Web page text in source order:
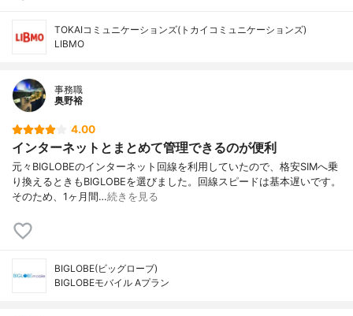
TOKAIコミュニケーションズ(トカイコミュニケーションズ)
LIBMO
事務職
奥野裕
4.00
インターネットとまとめて管理できるのが便利
元々BIGLOBEのインターネット回線を利用していたので、格安SIMへ乗
り換えるときもBIGLOBEを選びました。回線スピードは基本遅いです。
そのため、1ヶ月間…続きを見る
BIGLOBE(ビッグローブ)
BIGLOBEモバイル Aプラン